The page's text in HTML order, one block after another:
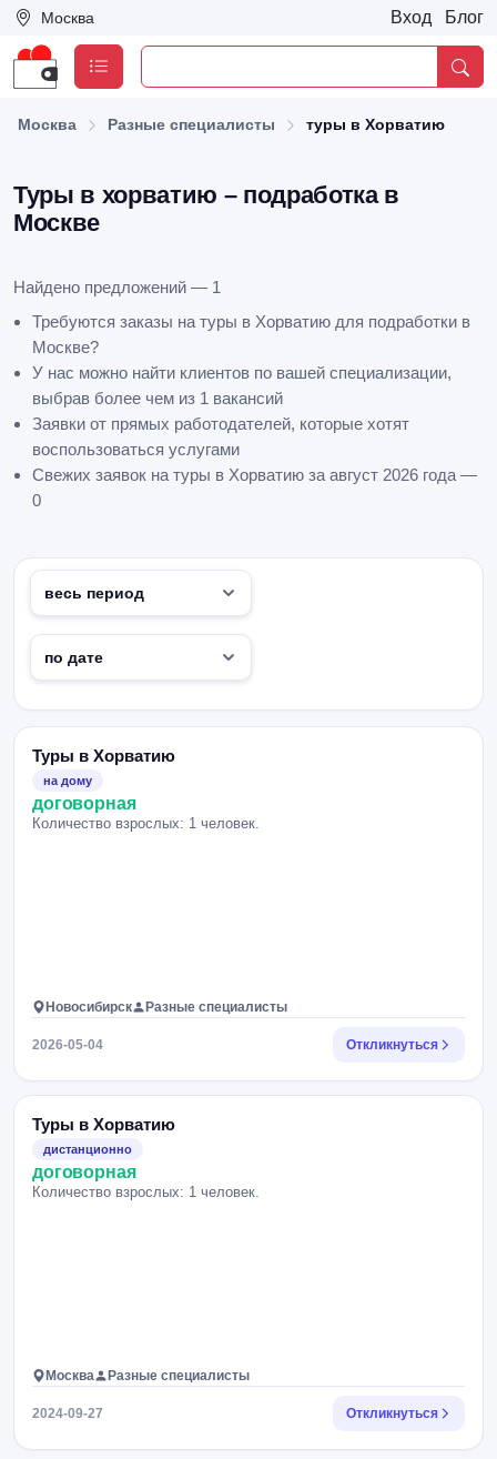
Москва Вход Блог
Москва Разные специалисты туры в Хорватию
Туры в хорватию – подработка в
Москве
Найдено предложений — 1
Требуются заказы на туры в Хорватию для подработки в
Москве?
У нас можно найти клиентов по вашей специализации,
выбрав более чем из 1 вакансий
Заявки от прямых работодателей, которые хотят
воспользоваться услугами
Свежих заявок на туры в Хорватию за август 2026 года —
0
Туры в Хорватию
на дому
договорная
Количество взрослых: 1 человек.
Новосибирск Разные специалисты
2026-05-04 Откликнуться
Туры в Хорватию
дистанционно
договорная
Количество взрослых: 1 человек.
Москва Разные специалисты
2024-09-27 Откликнуться